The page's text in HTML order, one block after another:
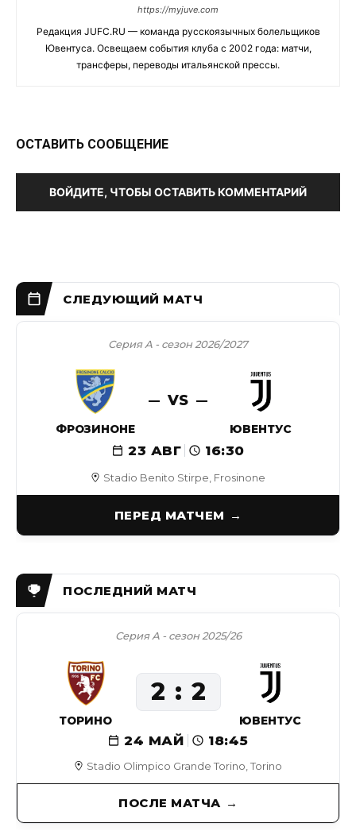
https://myjuve.com
Редакция JUFC.RU — команда русскоязычных болельщиков
Ювентуса. Освещаем события клуба с 2002 года: матчи,
трансферы, переводы итальянской прессы.
ОСТАВИТЬ СООБЩЕНИЕ
ВОЙДИТЕ, ЧТОБЫ ОСТАВИТЬ КОММЕНТАРИЙ
Stadio Benito Stirpe, Frosinone
Серия А - сезон 2026/2027
ФРОЗИНОНЕ
VS
ЮВЕНТУС
23 АВГ 16:30
ПЕРЕД МАТЧЕМ
Stadio Olimpico Grande Torino, Torino
Серия А - сезон 2025/26
24 МАЙ 18:45
ТОРИНО
2 2
ЮВЕНТУС
ПОСЛЕ МАТЧА